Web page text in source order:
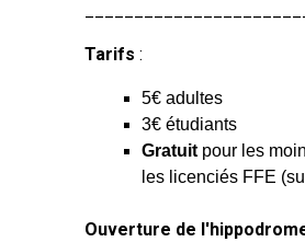
Tarifs :
5€ adultes
3€ étudiants
Gratuit pour les
les licenciés FFE
Ouverture de